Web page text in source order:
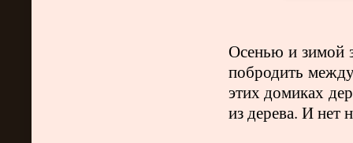
Осенью и зимой
побродить
этих домиках
из дерева. И нет